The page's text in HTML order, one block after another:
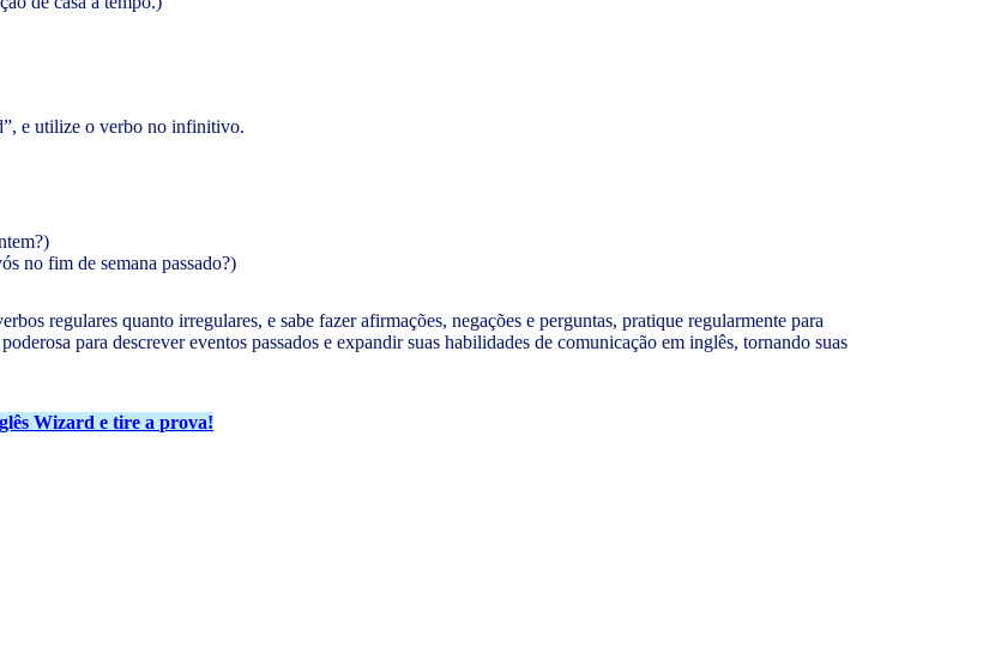
e utilize o verbo no infinitivo.
no fim de semana passado?)
regulares quanto irregulares, e sabe fazer afirmações, negações e perguntas, pratique regularmente para
para descrever eventos passados e expandir suas habilidades de comunicação em inglês, tornando suas
Wizard e tire a prova!